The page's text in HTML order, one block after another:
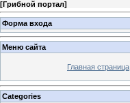
[Грибной портал]
Форма входа
Меню сайта
Главная страница
Categories